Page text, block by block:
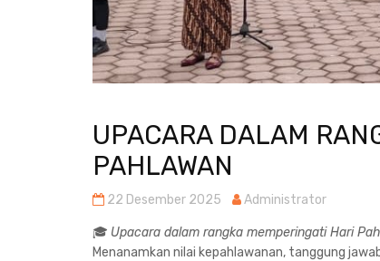
UPACARA DALAM
PAHLAWAN
22 Desember 2025 Administrator
🎓 Upacara dalam rangka memperingati Hari
Menanamkan nilai kepahlawanan, tanggung